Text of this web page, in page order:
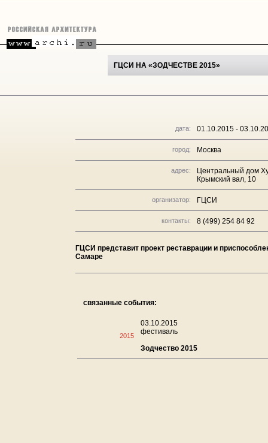
ГЦСИ НА «ЗОДЧЕСТВЕ 2015»
дата: 01.10.2015 -
город: Москва
адрес:
Центральный дом
Крымский вал, 10
организатор: ГЦСИ
контакты: 8 (499) 254 84 92
ГЦСИ представит проект реставрации и
Самаре
связанные события:
2015
03.10.2015
фестиваль
Зодчество 2015